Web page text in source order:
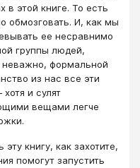
в этой книге. То есть
обмозговать. И, как мы
ее несравнимо
группы людей,
формальной
из нас все эти
и сулят
вещами легче
книгу, как захотите,
помогут запустить